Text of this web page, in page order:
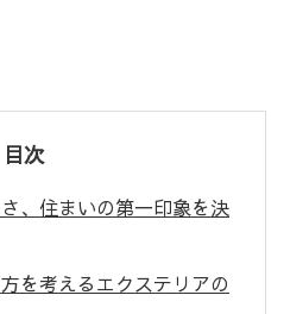
目次
、住まいの第一印象を決
を考えるエクステリアの